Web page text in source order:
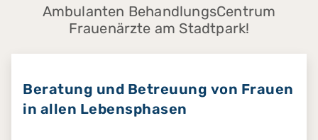
Ambulanten BehandlungsCentrum
Frauenärzte am Stadtpark!
Beratung und Betreuung von Frauen
in allen Lebensphasen